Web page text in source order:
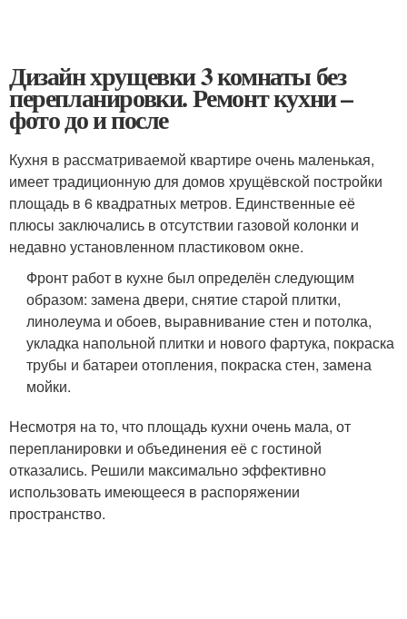
Дизайн хрущевки 3 комнаты без
перепланировки. Ремонт кухни –
фото до и после
Кухня в рассматриваемой квартире очень маленькая,
имеет традиционную для домов хрущёвской постройки
площадь в 6 квадратных метров. Единственные её
плюсы заключались в отсутствии газовой колонки и
недавно установленном пластиковом окне.
Фронт работ в кухне был определён следующим
образом: замена двери, снятие старой плитки,
линолеума и обоев, выравнивание стен и потолка,
укладка напольной плитки и нового фартука, покраска
трубы и батареи отопления, покраска стен, замена
мойки.
Несмотря на то, что площадь кухни очень мала, от
перепланировки и объединения её с гостиной
отказались. Решили максимально эффективно
использовать имеющееся в распоряжении
пространство.